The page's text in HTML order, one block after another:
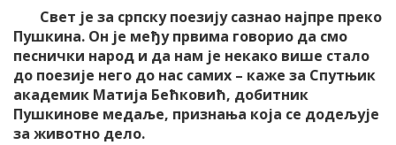
Свет је за српску поезију сазнао најпре преко
Пушкина. Он је међу првима говорио да смо
песнички народ и да нам је некако више стало
до поезије него до нас самих – каже за Спутњик
академик Матија Бећковић, добитник
Пушкинове медаље, признања која се додељује
за животно дело.